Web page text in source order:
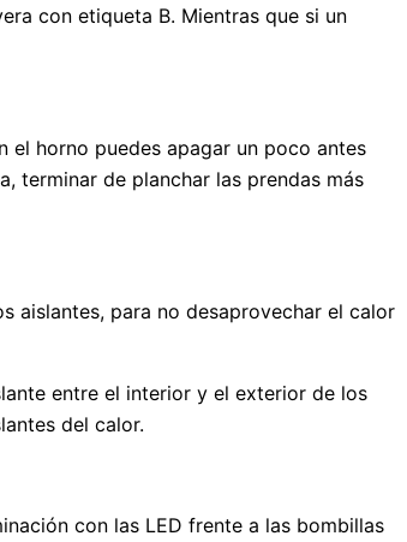
con etiqueta B. Mientras que si un
el horno puedes apagar un poco antes
terminar de planchar las prendas más
aislantes, para no desaprovechar el calor
entre el interior y el exterior de los
del calor.
con las LED frente a las bombillas